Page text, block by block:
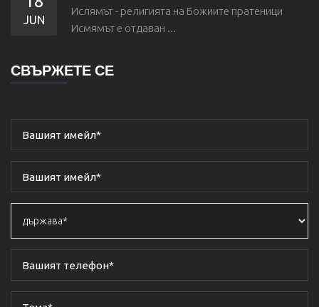
JUN
Ислямът - религията на Божиите пратеници
Исмямът е отдаван ...
СВЪРЖЕТЕ СЕ